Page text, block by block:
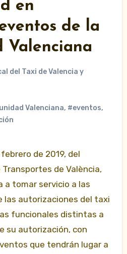
en
de la
Valenciana
del Taxi de Valencia y
Valenciana, #eventos,
de València,
a tomar servicio a las
las autorizaciones del taxi
funcionales distintas a
su autorización, con
que tendrán lugar a